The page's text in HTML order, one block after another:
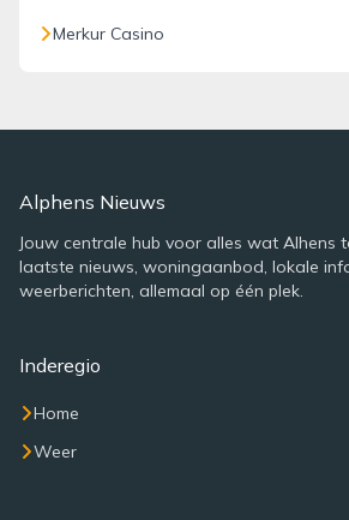
Merkur Casino
Alphens Nieuws
Jouw centrale hub voor alles wat Alhens
laatste nieuws, woningaanbod, lokale
weerberichten, allemaal op één plek.
Inderegio
Home
Weer